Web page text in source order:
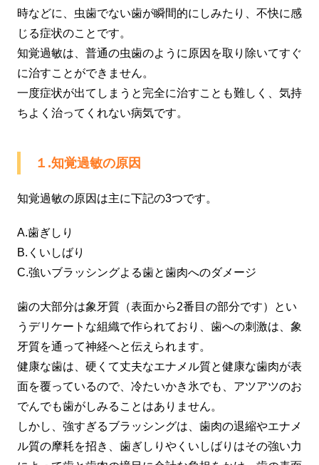
時などに、虫歯でない歯が瞬間的にしみたり、不快に感
じる症状のことです。
知覚過敏は、普通の虫歯のように原因を取り除いてすぐ
に治すことができません。
一度症状が出てしまうと完全に治すことも難しく、気持
ちよく治ってくれない病気です。
１.知覚過敏の原因
知覚過敏の原因は主に下記の3つです。
A.歯ぎしり
B.くいしばり
C.強いブラッシングよる歯と歯肉へのダメージ
歯の大部分は象牙質（表面から2番目の部分です）とい
うデリケートな組織で作られており、歯への刺激は、象
牙質を通って神経へと伝えられます。
健康な歯は、硬くて丈夫なエナメル質と健康な歯肉が表
面を覆っているので、冷たいかき氷でも、アツアツのお
でんでも歯がしみることはありません。
しかし、強すぎるブラッシングは、歯肉の退縮やエナメ
ル質の摩耗を招き、歯ぎしりやくいしばりはその強い力